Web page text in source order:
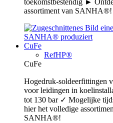
toekomstbestendig ►
assortiment van SANHA®!
CuFe
RefHP®
CuFe
Hogedruk-soldeerfittingen
voor leidingen in
tot 130 bar ✓ Mogelijke
hier het volledige
SANHA®!